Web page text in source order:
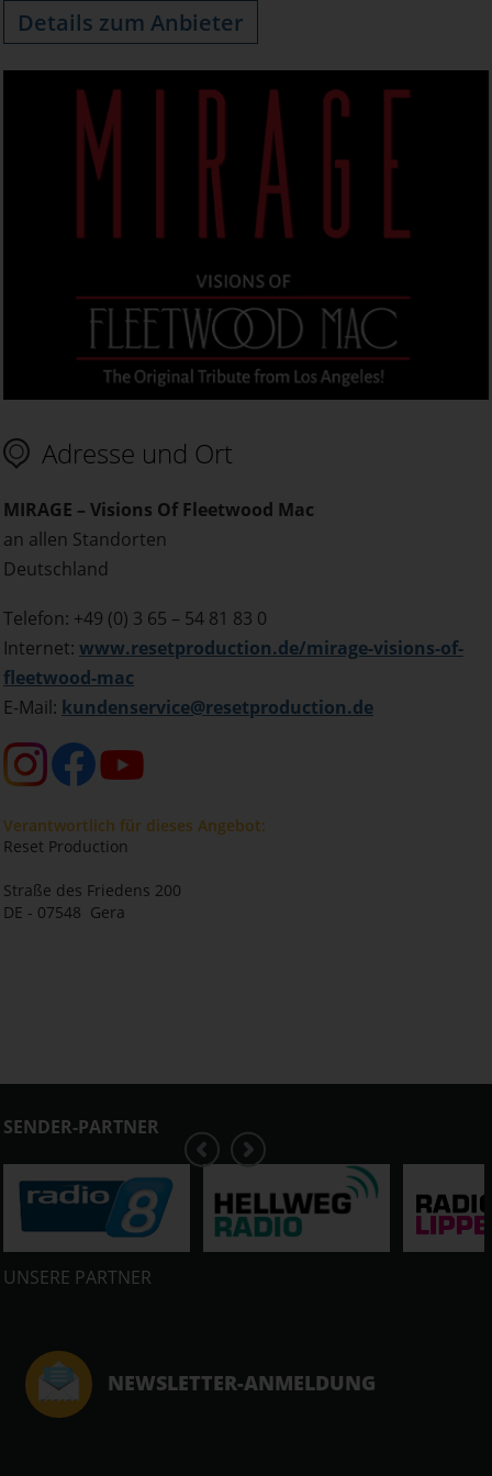
Details zum Anbieter
Adresse und Ort
MIRAGE – Visions Of Fleetwood Mac
an allen Standorten
Deutschland
Telefon: +49 (0) 3 65 – 54 81 83 0
Internet: www.resetproduction.de/mirage-visions-of-
fleetwood-mac
E-Mail: kundenservice@resetproduction.de
Verantwortlich für dieses Angebot:
Reset Production
Straße des Friedens 200
DE - 07548 Gera
SENDER-PARTNER
UNSERE PARTNER
NEWSLETTER-ANMELDUNG